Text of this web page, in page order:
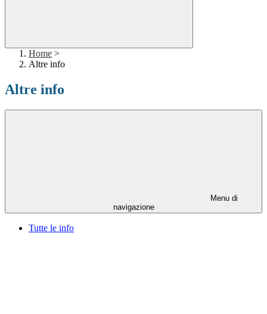
Home >
Altre info
Altre info
Menu di
navigazione
Tutte le info